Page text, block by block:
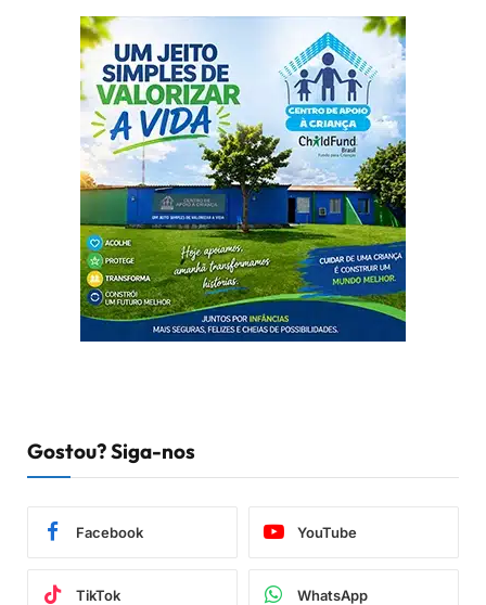
Gostou? Siga-nos
Facebook YouTube
TikTok WhatsApp